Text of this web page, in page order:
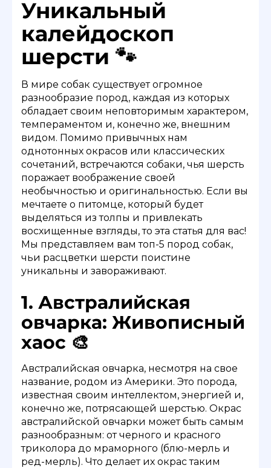
Уникальный
калейдоскоп
шерсти 🐾
В мире собак существует огромное
разнообразие пород, каждая из которых
обладает своим неповторимым характером,
темпераментом и, конечно же, внешним
видом. Помимо привычных нам
однотонных окрасов или классических
сочетаний, встречаются собаки, чья шерсть
поражает воображение своей
необычностью и оригинальностью. Если вы
мечтаете о питомце, который будет
выделяться из толпы и привлекать
восхищенные взгляды, то эта статья для вас!
Мы представляем вам топ-5 пород собак,
чьи расцветки шерсти поистине
уникальны и завораживают.
1. Австралийская
овчарка: Живописный
хаос 🎨
Австралийская овчарка, несмотря на свое
название, родом из Америки. Это порода,
известная своим интеллектом, энергией и,
конечно же, потрясающей шерстью. Окрас
австралийской овчарки может быть самым
разнообразным: от черного и красного
триколора до мраморного (блю-мерль и
ред-мерль). Что делает их окрас таким